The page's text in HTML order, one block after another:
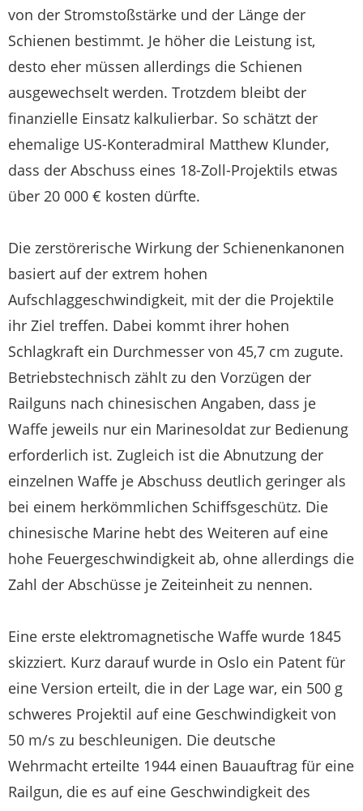
von der Stromstoßstärke und der Länge der
Schienen bestimmt. Je höher die Leistung ist,
desto eher müssen allerdings die Schienen
ausgewechselt werden. Trotzdem bleibt der
finanzielle Einsatz kalkulierbar. So schätzt der
ehemalige US-Konteradmiral Matthew Klunder,
dass der Abschuss eines 18-Zoll-Projektils etwas
über 20 000 € kosten dürfte.
Die zerstörerische Wirkung der Schienenkanonen
basiert auf der extrem hohen
Aufschlaggeschwindigkeit, mit der die Projektile
ihr Ziel treffen. Dabei kommt ihrer hohen
Schlagkraft ein Durchmesser von 45,7 cm zugute.
Betriebstechnisch zählt zu den Vorzügen der
Railguns nach chinesischen Angaben, dass je
Waffe jeweils nur ein Marinesoldat zur Bedienung
erforderlich ist. Zugleich ist die Abnutzung der
einzelnen Waffe je Abschuss deutlich geringer als
bei einem herkömmlichen Schiffsgeschütz. Die
chinesische Marine hebt des Weiteren auf eine
hohe Feuergeschwindigkeit ab, ohne allerdings die
Zahl der Abschüsse je Zeiteinheit zu nennen.
Eine erste elektromagnetische Waffe wurde 1845
skizziert. Kurz darauf wurde in Oslo ein Patent für
eine Version erteilt, die in der Lage war, ein 500 g
schweres Projektil auf eine Geschwindigkeit von
50 m/s zu beschleunigen. Die deutsche
Wehrmacht erteilte 1944 einen Bauauftrag für eine
Railgun, die es auf eine Geschwindigkeit des